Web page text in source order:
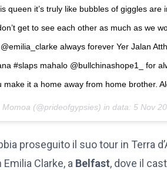
queen it’s truly like bubbles of giggles are
get to see each other as much as we
always forever Yer Jalan
#slaps mahalo @bullchinashope1_ for
make it a home away from home brother.
(@prideofgypsies) in data: 5 Nov
proseguito il suo tour in Terra
Clarke, a Belfast, dove il